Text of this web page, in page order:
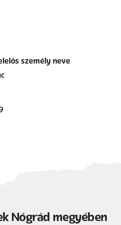
személy neve
Nógrád megyében